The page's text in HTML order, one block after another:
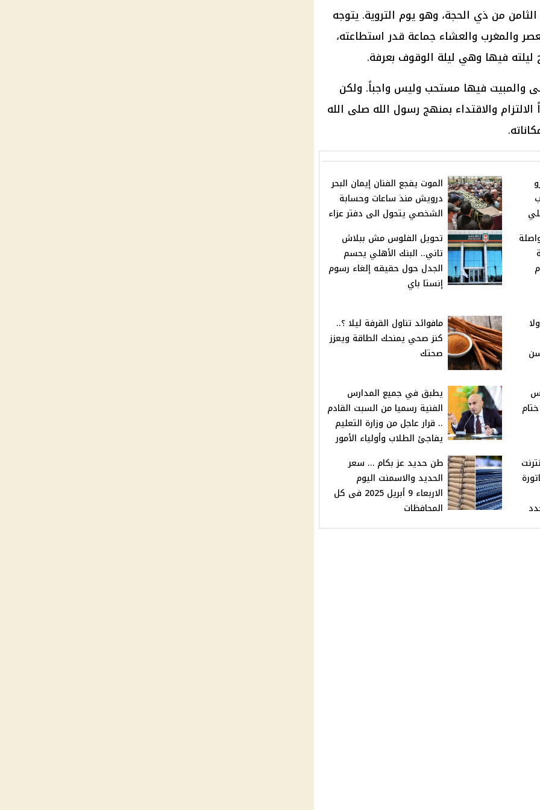
من ذي الحجة، وهو يوم التروية. يتوجه
والمغرب والعشاء جماعة قدر استطاعته،
ليلته فيها وهي ليلة الوقوف بعرفة.
والمبيت فيها مستحب وليس واجباً. ولكن
والاقتداء بمنهج رسول الله صلى الله
الموت يفجع الفنان إيمان البحر
درويش منذ ساعات وحسابة
الشخصي يتحول الى دفتر عزاء
متواصلة
تحويل الفلوس مش ببلاش
تاني.. البنك الأهلي يحسم
الجدل حول حقيقه إلغاء رسوم
إنستا باي
مافوائد تناول القرفة ليلا ؟..
كنز صحي يمنحك الطاقة ويعزز
صحتك
يطبق في جميع المدارس
الفنية رسميا من السبت القادم
.. قرار عاجل من وزارة التعليم
يفاجئ الطلاب وأولياء الأمور
طن حديد عز بكام … سعر
الحديد والاسمنت اليوم
الاربعاء 9 أبريل 2025 فى كل
المحافظات